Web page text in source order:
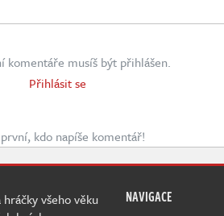
komentáře musíš být přihlášen.
Přihlásit se
kdo napíše komentář!
NAVIGACE
všeho věku